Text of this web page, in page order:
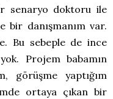
senaryo doktoru ile
bir danışmanım var.
Bu sebeple de ince
Projem babamın
görüşme yaptığım
ortaya çıkan bir